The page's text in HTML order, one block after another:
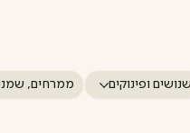
ופינוקים ממרחים,